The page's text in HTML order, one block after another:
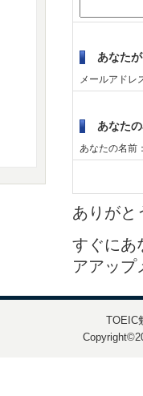
あなた
メールアドレ
あなた
あなたの名前
ありがと
すぐにあ
アアップ
TOEIC